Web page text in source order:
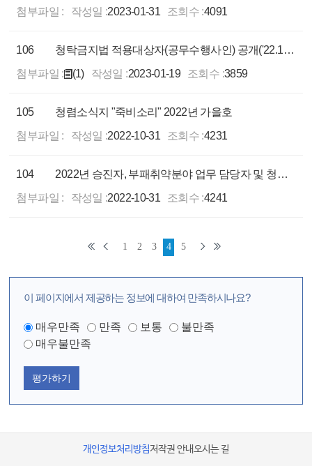
첨부파일 :
작성일 :2023-01-31 조회수 :4091
106
청탁금지법 적용대상자(공무수행사인) 공개('22.12월말 기준)
첨부파일 :
(1) 작성일 :2023-01-19 조회수 :3859
105
청렴소식지 "죽비소리" 2022년 가을호
첨부파일 :
작성일 :2022-10-31 조회수 :4231
104
2022년 승진자, 부패취약분야 업무 담당자 및 청렴지기 대상 맞춤형 청렴교육 실시
첨부파일 :
작성일 :2022-10-31 조회수 :4241
1 2 3 4 5
이 페이지에서 제공하는 정보에 대하여 만족하시나요?
매우만족 만족 보통
불만족
매우불만족
평가하기
개인정보처리방침저작권 안내오시는 길